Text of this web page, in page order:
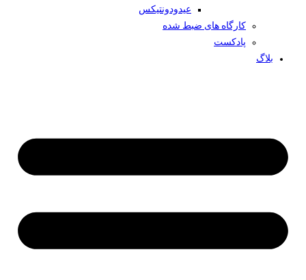
عیدودونتیکس
کارگاه های ضبط شده
پادکست
بلاگ